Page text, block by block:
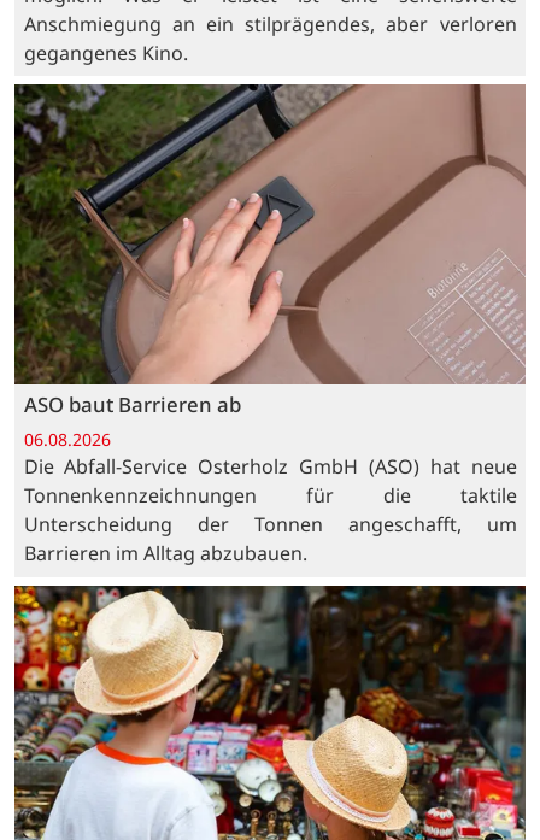
Anschmiegung an ein stilprägendes, aber verloren
gegangenes Kino.
ASO baut Barrieren ab
06.08.2026
Die Abfall-Service Osterholz GmbH (ASO) hat neue
Tonnenkennzeichnungen für die taktile
Unterscheidung der Tonnen angeschafft, um
Barrieren im Alltag abzubauen.